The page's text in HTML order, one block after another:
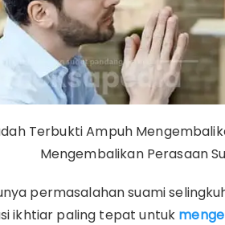
Terbukti Ampuh
Mengembalikan Perasaan
permasalahan suami
ikhtiar paling tepat untuk